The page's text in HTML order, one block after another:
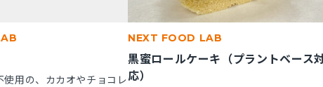
使用の、カカオやチョコレ
NEXT FOOD LAB
黒蜜ロールケーキ（プラントベース
応）